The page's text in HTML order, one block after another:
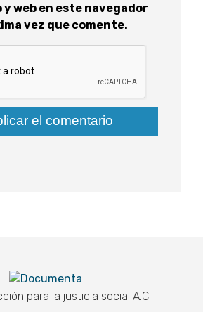
web en este navegador
vez que comente.
para la justicia social A.C.